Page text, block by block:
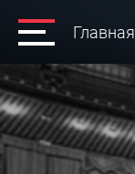
Главная